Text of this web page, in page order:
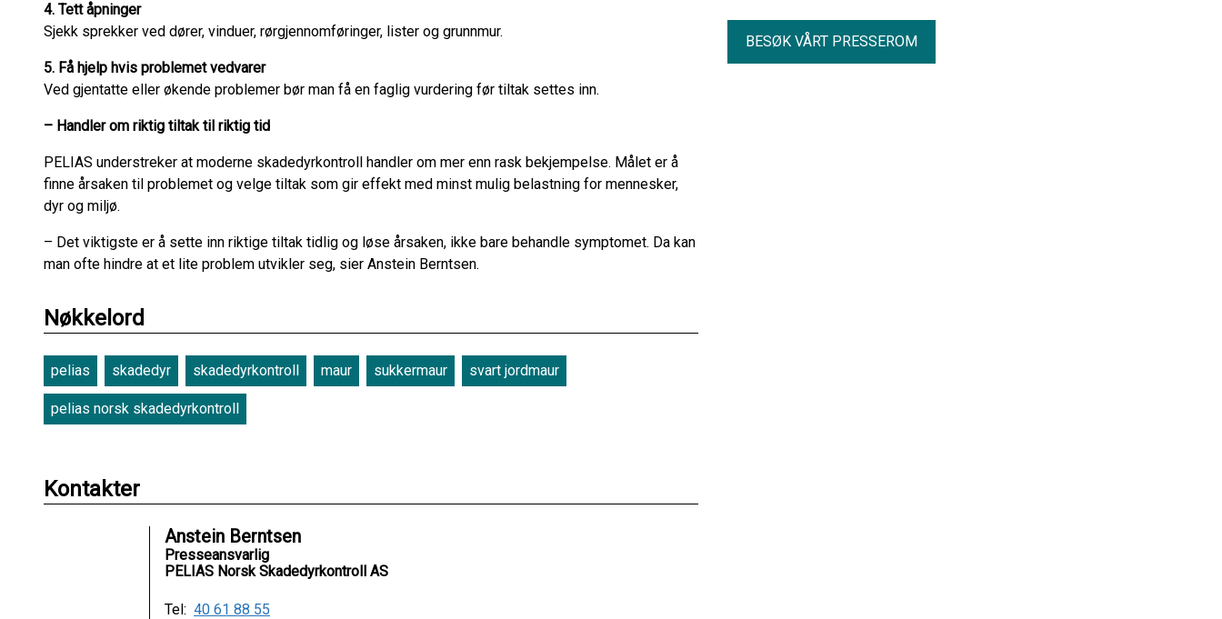
4. Tett åpninger
Sjekk sprekker ved dører, vinduer, rørgjennomføringer, lister og grunnmur.
5. Få hjelp hvis problemet vedvarer
Ved gjentatte eller økende problemer bør man få en faglig vurdering før tiltak settes inn.
– Handler om riktig tiltak til riktig tid
PELIAS understreker at moderne skadedyrkontroll handler om mer enn rask bekjempelse. Målet er å
finne årsaken til problemet og velge tiltak som gir effekt med minst mulig belastning for mennesker,
dyr og miljø.
– Det viktigste er å sette inn riktige tiltak tidlig og løse årsaken, ikke bare behandle symptomet. Da kan
man ofte hindre at et lite problem utvikler seg, sier Anstein Berntsen.
Nøkkelord
pelias skadedyr skadedyrkontroll maur sukkermaur svart jordmaur
pelias norsk skadedyrkontroll
Kontakter
Anstein Berntsen
Presseansvarlig
PELIAS Norsk Skadedyrkontroll AS
Tel: 40 61 88 55
BESØK VÅRT PRESSEROM